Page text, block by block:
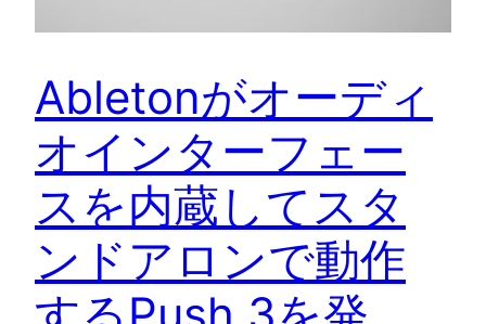
Abletonがオーディ
オインターフェー
スを内蔵してスタ
ンドアロンで動作